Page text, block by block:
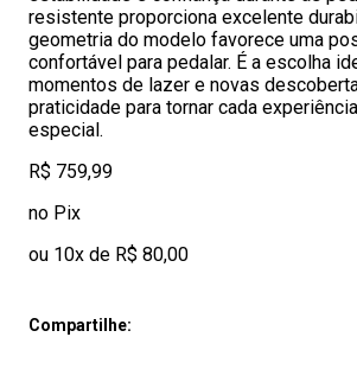
resistente proporciona excelente
geometria do modelo favorece uma
confortável para pedalar. É a escolha
momentos de lazer e novas
praticidade para tornar cada
especial.
R$ 759,99
no Pix
ou 10x de R$ 80,00
Compartilhe: